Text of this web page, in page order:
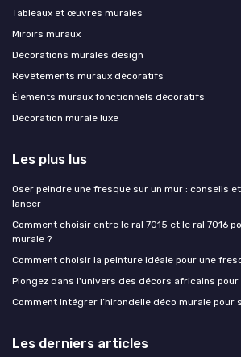
Tableaux et œuvres murales
Miroirs muraux
Décorations murales design
Revêtements muraux décoratifs
Éléments muraux fonctionnels décoratifs
Décoration murale luxe
Les plus lus
Oser peindre une fresque sur un mur : conseils
lancer
Comment choisir entre le ral 7015 et le ral 7016
murale ?
Comment choisir la peinture idéale pour une
Plongez dans l'univers des décors africains pour
Comment intégrer l’hirondelle déco murale pour
Les derniers articles